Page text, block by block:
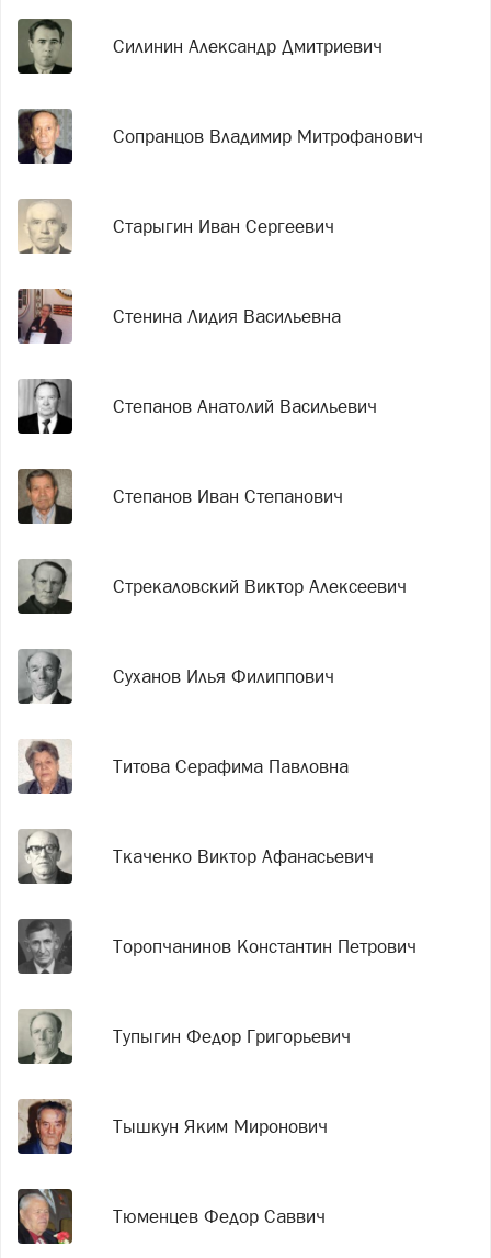
Силинин Александр Дмитриевич
Сопранцов Владимир Митрофанович
Старыгин Иван Сергеевич
Стенина Лидия Васильевна
Степанов Анатолий Васильевич
Степанов Иван Степанович
Стрекаловский Виктор Алексеевич
Суханов Илья Филиппович
Титова Серафима Павловна
Ткаченко Виктор Афанасьевич
Торопчанинов Константин Петрович
Тупыгин Федор Григорьевич
Тышкун Яким Миронович
Тюменцев Федор Саввич